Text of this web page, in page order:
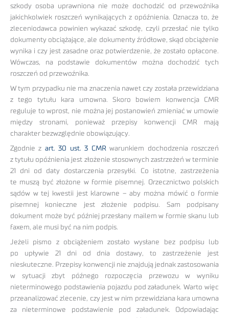
szkody osoba uprawniona nie może dochodzić od przewoźnika
jakichkolwiek roszczeń wynikających z opóźnienia. Oznacza to, że
zleceniodawca powinien wykazać szkodę, czyli przesłać nie tylko
dokumenty obciążające, ale dokumenty źródłowe, skąd obciążenie
wynika i czy jest zasadne oraz potwierdzenie, że zostało opłacone.
Wówczas, na podstawie dokumentów można dochodzić tych
roszczeń od przewoźnika.
W tym przypadku nie ma znaczenia nawet czy została przewidziana
z tego tytułu kara umowna. Skoro bowiem konwencja CMR
reguluje to wprost, nie można jej postanowień zmieniać w umowie
między stronami, ponieważ przepisy konwencji CMR mają
charakter bezwzględnie obowiązujący.
Zgodnie z art. 30 ust. 3 CMRwarunkiem dochodzenia roszczeń
z tytułu opóźnienia jest złożenie stosownych zastrzeżeń w terminie
21 dni od daty dostarczenia przesyłki. Co istotne, zastrzeżenia
te muszą być złożone w formie pisemnej. Orzecznictwo polskich
sądów w tej kwestii jest klarowne – aby można mówić o formie
pisemnej konieczne jest złożenie podpisu. Sam podpisany
dokument może być później przesłany mailem w formie skanu lub
faxem, ale musi być na nim podpis.
Jeżeli pismo z obciążeniem zostało wysłane bez podpisu lub
po upływie 21 dni od dnia dostawy, to zastrzeżenie jest
nieskuteczne. Przepisy konwencji nie znajdują jednak zastosowania
w sytuacji zbyt późnego rozpoczęcia przewozu w wyniku
nieterminowego podstawienia pojazdu pod załadunek. Warto więc
przeanalizować zlecenie, czy jest w nim przewidziana kara umowna
za nieterminowe podstawienie pod załadunek. Odpowiadając